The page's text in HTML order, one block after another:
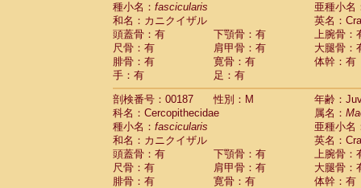
種小名： fascicularis
亜種小名
和名：カニクイザル
英名：
頭蓋骨：有
下顎骨：有
上腕骨：
尺骨：有
肩甲骨：有
大腿骨：
腓骨：有
寛骨：有
体幹：有
手：有
足：有
剖検番号：00187
性別：M
年齢：
科名：Cercopithecidae
属名：
種小名： fascicularis
亜種小名
和名：カニクイザル
英名：
頭蓋骨：有
下顎骨：有
上腕骨：
尺骨：有
肩甲骨：有
大腿骨：
腓骨：有
寛骨：有
体幹：有